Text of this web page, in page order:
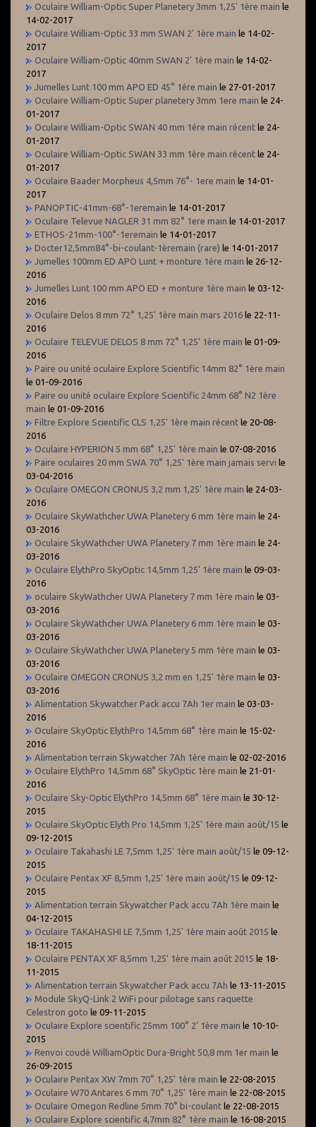
Oculaire William-Optic Super Planetery 3mm 1,25' 1ère main le
14-02-2017
Oculaire William-Optic 33 mm SWAN 2' 1ère main le 14-02-
2017
Oculaire William-Optic 40mm SWAN 2' 1ère main le 14-02-
2017
Jumelles Lunt 100 mm APO ED 45° 1ére main le 27-01-2017
Oculaire William-Optic Super planetery 3mm 1ere main le 24-
01-2017
Oculaire William-Optic SWAN 40 mm 1ére main récent le 24-
01-2017
Oculaire William-Optic SWAN 33 mm 1ère main récent le 24-
01-2017
Oculaire Baader Morpheus 4,5mm 76°- 1ere main le 14-01-
2017
PANOPTIC-41mm-68°-1eremain le 14-01-2017
Oculaire Televue NAGLER 31 mm 82° 1ere main le 14-01-2017
ETHOS-21mm-100°-1eremain le 14-01-2017
Docter12,5mm84°-bi-coulant-1èremain (rare) le 14-01-2017
Jumelles 100mm ED APO Lunt + monture 1ére main le 26-12-
2016
Jumelles Lunt 100 mm APO ED + monture 1ère main le 03-12-
2016
Oculaire Delos 8 mm 72° 1,25' 1ère main mars 2016 le 22-11-
2016
Oculaire TELEVUE DELOS 8 mm 72° 1,25' 1ère main le 01-09-
2016
Paire ou unité oculaire Explore Scientific 14mm 82° 1ère main
le 01-09-2016
Paire ou unité oculaire Explore Scientific 24mm 68° N2 1ère
main le 01-09-2016
Filtre Explore Scientific CLS 1,25' 1ère main récent le 20-08-
2016
Oculaire HYPERION 5 mm 68° 1,25' 1ère main le 07-08-2016
Paire oculaires 20 mm SWA 70° 1,25' 1ère main jamais servi le
03-04-2016
Oculaire OMEGON CRONUS 3,2 mm 1,25’ 1ère main le 24-03-
2016
Oculaire SkyWathcher UWA Planetery 6 mm 1ère main le 24-
03-2016
Oculaire SkyWathcher UWA Planetery 7 mm 1ère main le 24-
03-2016
Oculaire ElythPro SkyOptic 14,5mm 1,25' 1ère main le 09-03-
2016
oculaire SkyWathcher UWA Planetery 7 mm 1ère main le 03-
03-2016
Oculaire SkyWathcher UWA Planetery 6 mm 1ère main le 03-
03-2016
Oculaire SkyWathcher UWA Planetery 5 mm 1ère main le 03-
03-2016
Oculaire OMEGON CRONUS 3,2 mm en 1,25’ 1ère main le 03-
03-2016
Alimentation Skywatcher Pack accu 7Ah 1er main le 03-03-
2016
Oculaire SkyOptic ElythPro 14,5mm 68° 1ère main le 15-02-
2016
Alimentation terrain Skywatcher 7Ah 1ère main le 02-02-2016
Oculaire ElythPro 14,5mm 68° SkyOptic 1ère main le 21-01-
2016
Oculaire Sky-Optic ElythPro 14,5mm 68° 1ère main le 30-12-
2015
Oculaire SkyOptic Elyth Pro 14,5mm 1,25' 1ère main août/15 le
09-12-2015
Oculaire Takahashi LE 7,5mm 1,25' 1ère main août/15 le 09-12-
2015
Oculaire Pentax XF 8,5mm 1,25' 1ère main août/15 le 09-12-
2015
Alimentation terrain Skywatcher Pack accu 7Ah 1ère main le
04-12-2015
Oculaire TAKAHASHI LE 7,5mm 1,25' 1ère main août 2015 le
18-11-2015
Oculaire PENTAX XF 8,5mm 1,25' 1ère main août 2015 le 18-
11-2015
Alimentation terrain Skywatcher Pack accu 7Ah le 13-11-2015
Module SkyQ-Link 2 WiFi pour pilotage sans raquette
Celestron goto le 09-11-2015
Oculaire Explore scientific 25mm 100° 2' 1ère main le 10-10-
2015
Renvoi coudé WilliamOptic Dura-Bright 50,8 mm 1er main le
26-09-2015
Oculaire Pentax XW 7mm 70° 1,25' 1ère main le 22-08-2015
Oculaire W70 Antares 6 mm 70° 1,25' 1ère main le 22-08-2015
Oculaire Omegon Redline 5mm 70° bi-coulant le 22-08-2015
Oculaire Explore scientific 4,7mm 82° 1ère main le 16-08-2015